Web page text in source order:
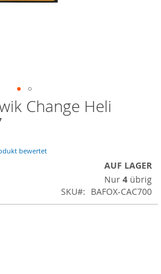
Change Heli
bewertet
AUF LAGER
Nur 4 übrig
SKU
BAFOX-CAC700